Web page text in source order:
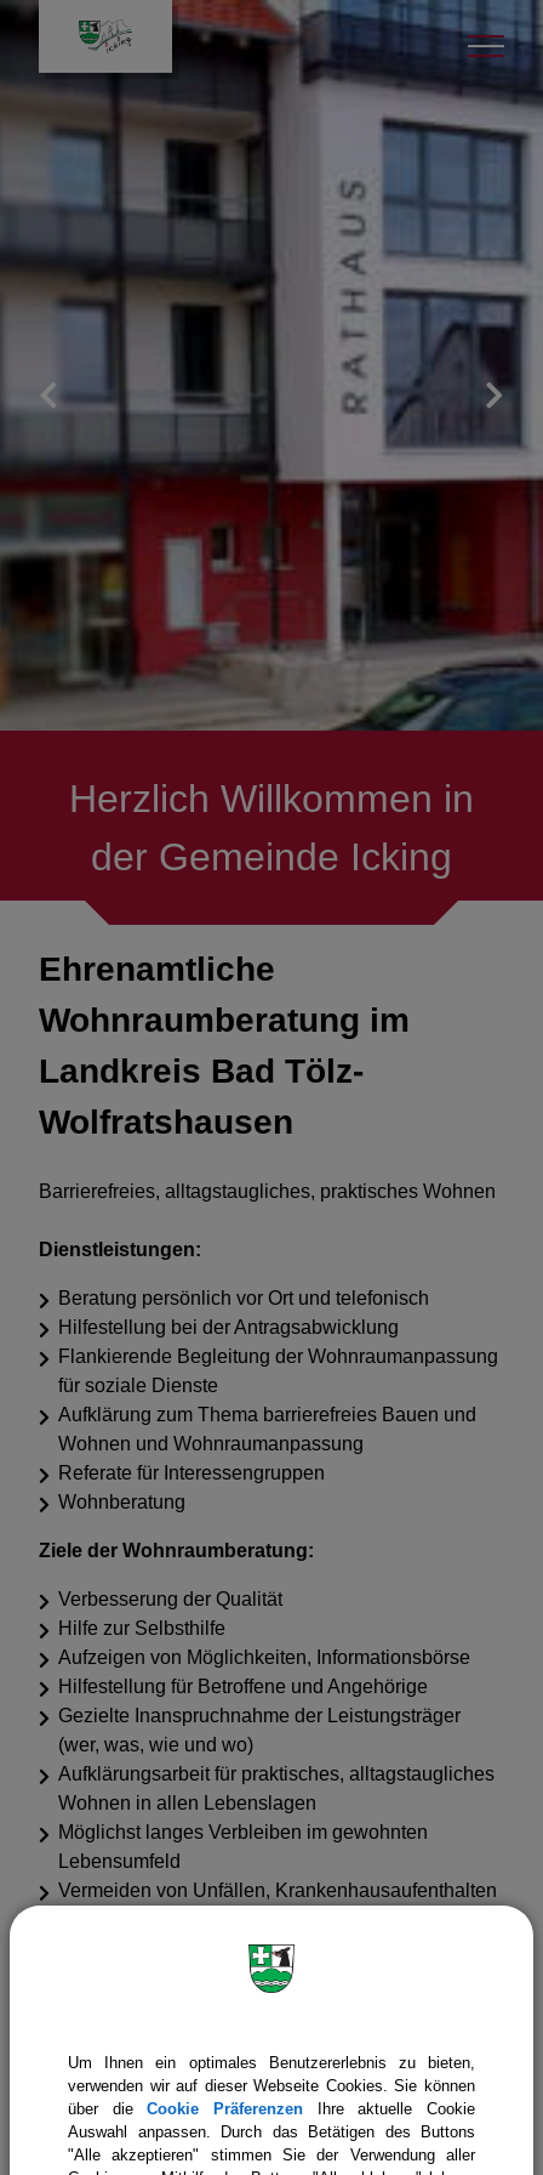
Senioren
Beratung & Unterstützung
Im Nofall
Senioreninfo des Landkreises
Treffpunkte
Mobil-Mach-Bus
Herzlich Willkommen in
der Gemeinde Icking
Ehrenamtliche
Wohnraumberatung im
Landkreis Bad Tölz-
Wolfratshausen
Barrierefreies, alltagstaugliches, praktisches Wohnen
Dienstleistungen:
Beratung persönlich vor Ort und telefonisch
Hilfestellung bei der Antragsabwicklung
Flankierende Begleitung der Wohnraumanpassung
für soziale Dienste
Aufklärung zum Thema barrierefreies Bauen und
Wohnen und Wohnraumanpassung
Referate für Interessengruppen
Wohnberatung
Ziele der Wohnraumberatung:
Verbesserung der Qualität
Hilfe zur Selbsthilfe
Aufzeigen von Möglichkeiten, Informationsbörse
Hilfestellung für Betroffene und Angehörige
Gezielte Inanspruchnahme der Leistungsträger
(wer, was, wie und wo)
Aufklärungsarbeit für praktisches, alltagstaugliches
Wohnen in allen Lebenslagen
Möglichst langes Verbleiben im gewohnten
Lebensumfeld
Vermeiden von Unfällen, Krankenhausaufenthalten
Sprechstunden und Beratungstermine vor Ort nur
nach Vereinbarung über:
Ehrenamtsbüro Senioren im Landratsamt Bad Tölz-
Wolfratshausen
Um Ihnen ein optimales Benutzererlebnis zu bieten,
verwenden wir auf dieser Webseite Cookies. Sie können
über dieCookie Präferenzen Ihre aktuelle Cookie
Auswahl anpassen. Durch das Betätigen des Buttons
"Alle akzeptieren" stimmen Sie der Verwendung aller